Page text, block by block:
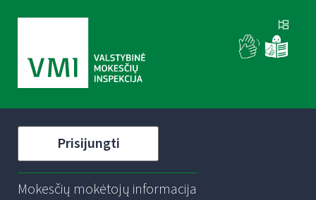
Prisijungti
Mokesčių mokėtojų informacija